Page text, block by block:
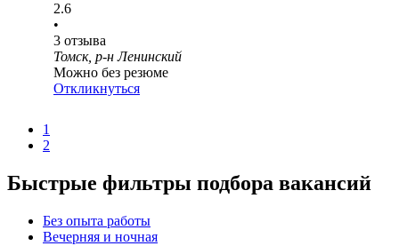
2.6
•
3 отзыва
Томск, р-н Ленинский
Можно без резюме
Откликнуться
1
2
Быстрые фильтры подбора вакансий
Без опыта работы
Вечерняя и ночная